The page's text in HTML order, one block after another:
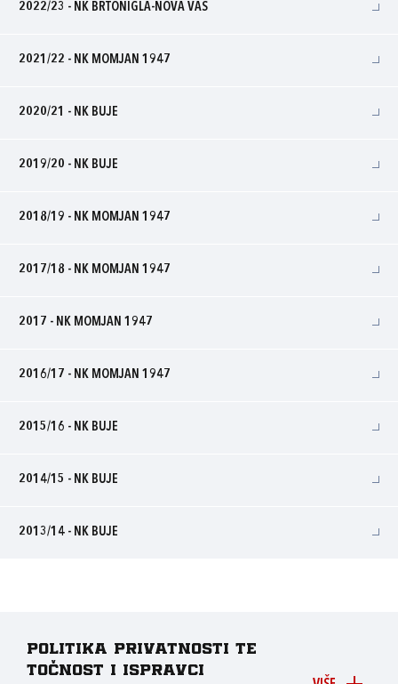
2022/23 - NK BRTONIGLA-NOVA VAS
2021/22 - NK MOMJAN 1947
2020/21 - NK BUJE
2019/20 - NK BUJE
2018/19 - NK MOMJAN 1947
2017/18 - NK MOMJAN 1947
2017 - NK MOMJAN 1947
2016/17 - NK MOMJAN 1947
2015/16 - NK BUJE
2014/15 - NK BUJE
2013/14 - NK BUJE
Politika privatnosti te
točnost i ispravci